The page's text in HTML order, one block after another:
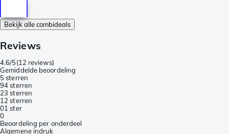
Bekijk alle combideals
Reviews
4.6/5(12 reviews)
Gemiddelde beoordeling
5 sterren
94 sterren
23 sterren
1 2 sterren
01 ster
0
Beoordeling per onderdeel
Algemene indruk